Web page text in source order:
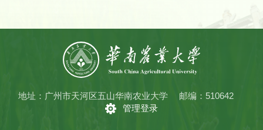
地址：广州市天河区五山华南农业大学
邮编：510642
管理登录